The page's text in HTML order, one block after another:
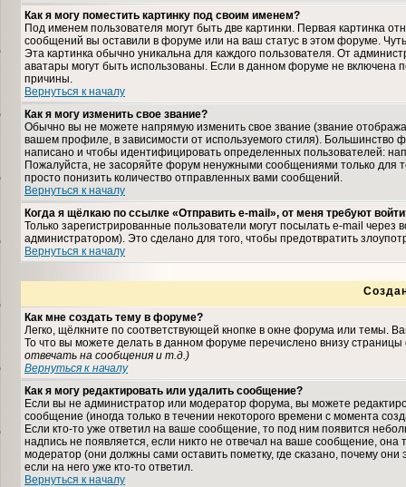
Как я могу поместить картинку под своим именем?
Под именем пользователя могут быть две картинки. Первая картинка
сообщений вы оставили в форуме или на ваш статус в этом форуме.
Эта картинка обычно уникальна для каждого пользователя. От
аватары могут быть использованы. Если в данном форуме не включена
причины.
Вернуться к началу
Как я могу изменить свое звание?
Обычно вы не можете напрямую изменить свое звание (звание
вашем профиле, в зависимости от используемого стиля). Большинство
написано и чтобы идентифицировать определенных пользователей:
Пожалуйста, не засоряйте форум ненужными сообщениями только для
просто понизить количество отправленных вами сообщений.
Вернуться к началу
Когда я щёлкаю по ссылке «Отправить e-mail», от меня требуют
Только зарегистрированные пользователи могут посылать e-mail
администратором). Это сделано для того, чтобы предотвратить
Вернуться к началу
Как мне создать тему в форуме?
Легко, щёлкните по соответствующей кнопке в окне форума или темы.
То что вы можете делать в данном форуме перечислено внизу
отвечать на сообщения и т.д.)
Вернуться к началу
Как я могу редактировать или удалить сообщение?
Если вы не администратор или модератор форума, вы можете
сообщение (иногда только в течении некоторого времени с момента
Если кто-то уже ответил на ваше сообщение, то под ним появится
надпись не появляется, если никто не отвечал на ваше сообщение,
модератор (они должны сами оставить пометку, где сказано, почему
если на него уже кто-то ответил.
Вернуться к началу